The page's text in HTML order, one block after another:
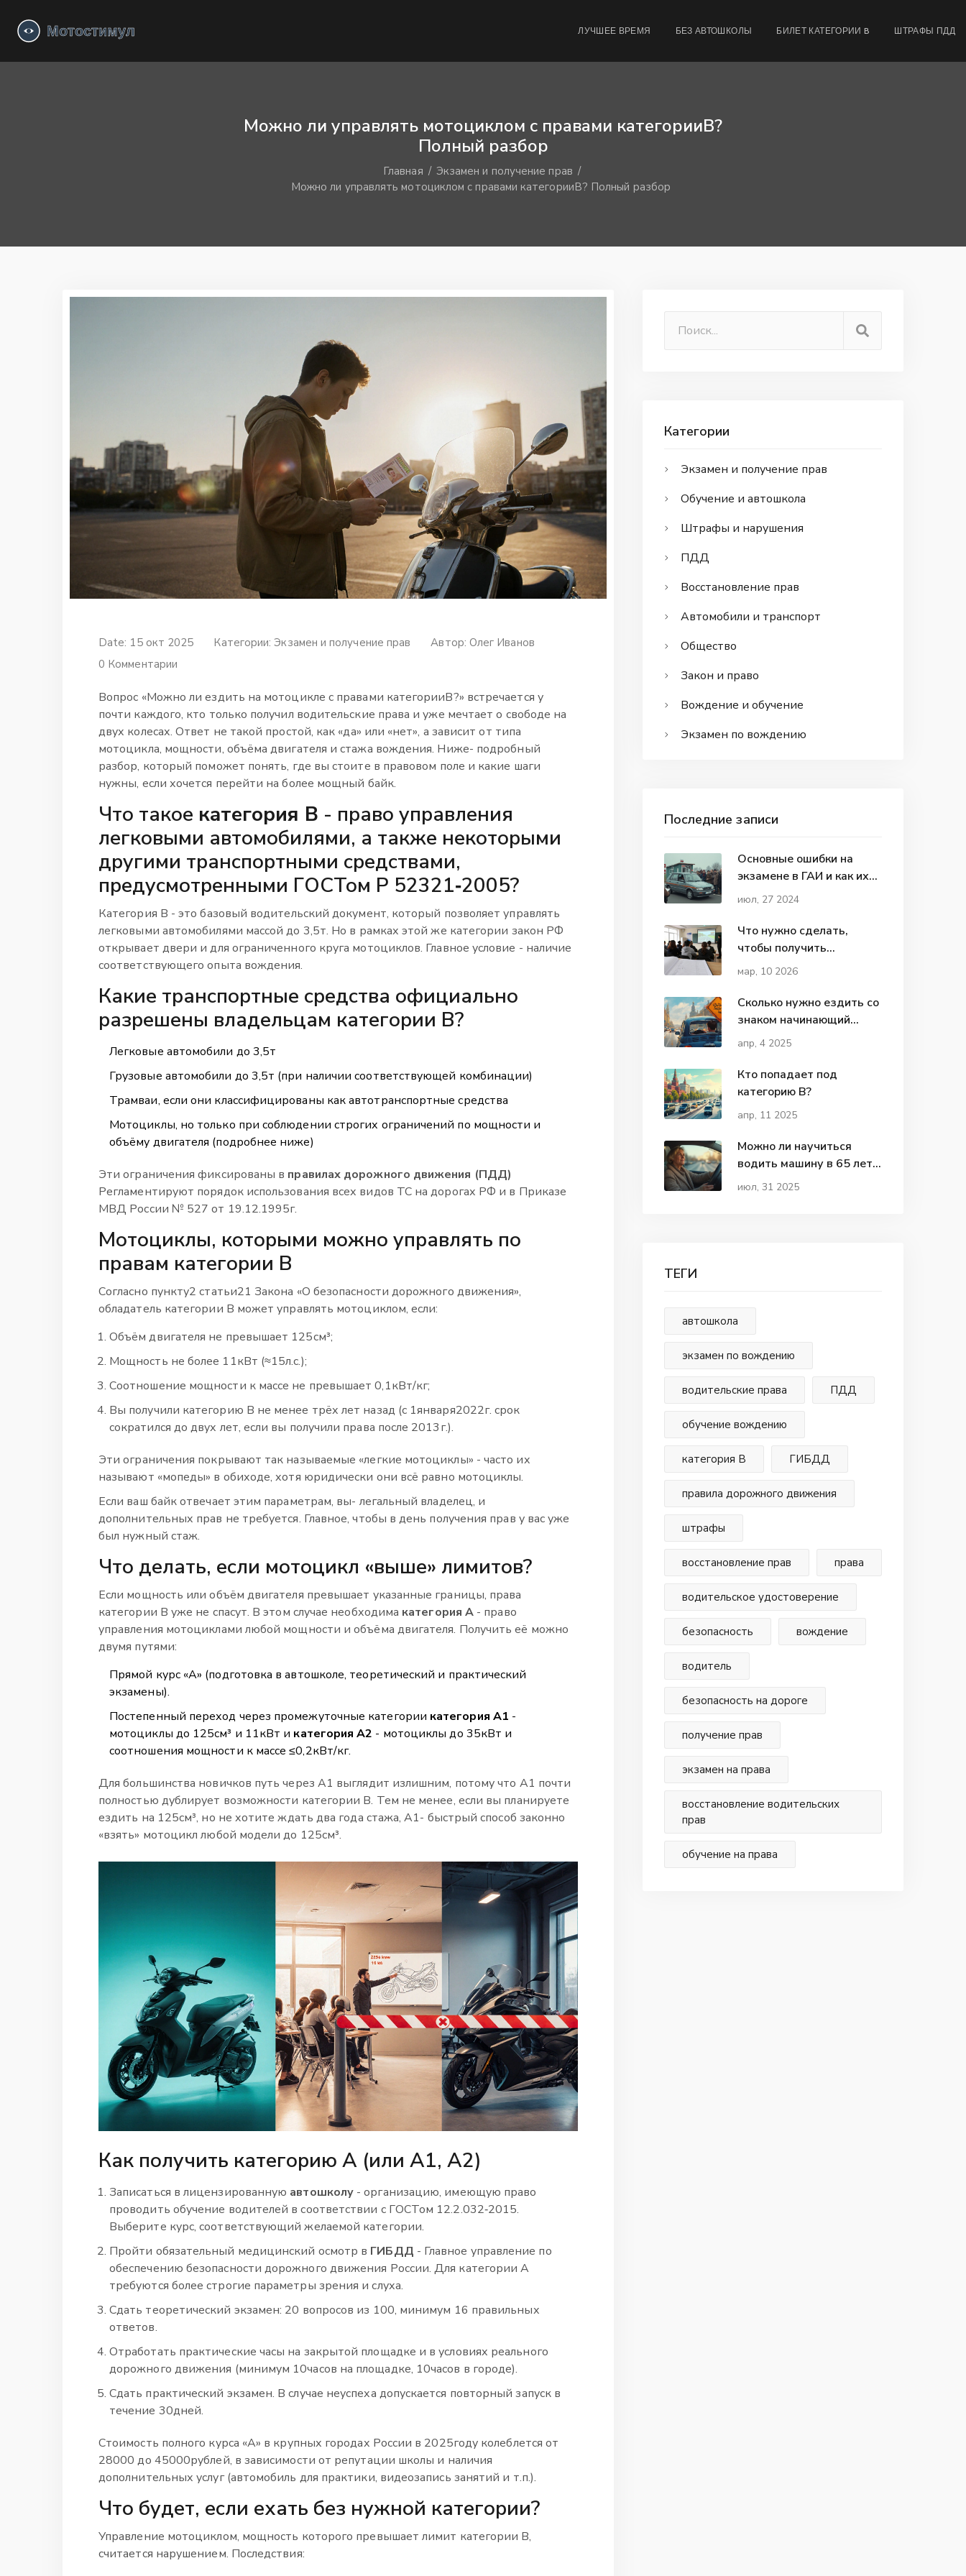
ЛУЧШЕЕ ВРЕМЯ БЕЗ АВТОШКОЛЫ БИЛЕТ КАТЕГОРИИ B ШТРАФЫ ПДД
Можно ли управлять мотоциклом с правами категорииВ?
Полный разбор
Главная
Экзамен и получение прав
Можно ли управлять мотоциклом с правами категорииВ? Полный разбор
Date: 15 окт 2025 Категории:Экзамен и получение прав Автор: Олег Иванов
0 Комментарии
Вопрос «Можно ли ездить на мотоцикле с правами категорииВ?» встречается у
почти каждого, кто только получил водительские права и уже мечтает о свободе на
двух колесах. Ответ не такой простой, как «да» или «нет», а зависит от типа
мотоцикла, мощности, объёма двигателя и стажа вождения. Ниже- подробный
разбор, который поможет понять, где вы стоите в правовом поле и какие шаги
нужны, если хочется перейти на более мощный байк.
Что такое категория B - право управления
легковыми автомобилями, а также некоторыми
другими транспортными средствами,
предусмотренными ГОСТом Р 52321‑2005?
Категория B - это базовый водительский документ, который позволяет управлять
легковыми автомобилями массой до 3,5т. Но в рамках этой же категории закон РФ
открывает двери и для ограниченного круга мотоциклов. Главное условие - наличие
соответствующего опыта вождения.
Какие транспортные средства официально
разрешены владельцам категории B?
Легковые автомобили до 3,5т
Грузовые автомобили до 3,5т (при наличии соответствующей комбинации)
Трамваи, если они классифицированы как автотранспортные средства
Мотоциклы, но только при соблюдении строгих ограничений по мощности и
объёму двигателя (подробнее ниже)
Эти ограничения фиксированы в правилах дорожного движения (ПДД)
Регламентируют порядок использования всех видов ТС на дорогах РФ и в Приказе
МВД России № 527 от 19.12.1995г.
Мотоциклы, которыми можно управлять по
правам категории B
Согласно пункту2 статьи21 Закона «О безопасности дорожного движения»,
обладатель категории B может управлять мотоциклом, если:
Объём двигателя не превышает 125см³;
Мощность не более 11кВт (≈15л.с.);
Соотношение мощности к массе не превышает 0,1кВт/кг;
Вы получили категорию B не менее трёх лет назад (с 1января2022г. срок
сократился до двух лет, если вы получили права после 2013г.).
Эти ограничения покрывают так называемые «легкие мотоциклы» - часто их
называют «мопеды» в обиходе, хотя юридически они всё равно мотоциклы.
Если ваш байк отвечает этим параметрам, вы- легальный владелец, и
дополнительных прав не требуется. Главное, чтобы в день получения прав у вас уже
был нужный стаж.
Что делать, если мотоцикл «выше» лимитов?
Если мощность или объём двигателя превышает указанные границы, права
категории B уже не спасут. В этом случае необходима категория A - право
управления мотоциклами любой мощности и объёма двигателя. Получить её можно
двумя путями:
Прямой курс «A» (подготовка в автошколе, теоретический и практический
экзамены).
Постепенный переход через промежуточные категории категория A1 -
мотоциклы до 125см³ и 11кВт и категория A2 - мотоциклы до 35кВт и
соотношения мощности к массе ≤0,2кВт/кг.
Для большинства новичков путь через A1 выглядит излишним, потому что A1 почти
полностью дублирует возможности категории B. Тем не менее, если вы планируете
ездить на 125см³, но не хотите ждать два года стажа, A1- быстрый способ законно
«взять» мотоцикл любой модели до 125см³.
Как получить категорию A (или A1, A2)
Записаться в лицензированную автошколу - организацию, имеющую право
проводить обучение водителей в соответствии с ГОСТом 12.2.032‑2015.
Выберите курс, соответствующий желаемой категории.
Пройти обязательный медицинский осмотр в ГИБДД - Главное управление по
обеспечению безопасности дорожного движения России. Для категории A
требуются более строгие параметры зрения и слуха.
Сдать теоретический экзамен: 20 вопросов из 100, минимум 16 правильных
ответов.
Отработать практические часы на закрытой площадке и в условиях реального
дорожного движения (минимум 10часов на площадке, 10часов в городе).
Сдать практический экзамен. В случае неуспеха допускается повторный запуск в
течение 30дней.
Стоимость полного курса «A» в крупных городах России в 2025году колеблется от
28000 до 45000рублей, в зависимости от репутации школы и наличия
дополнительных услуг (автомобиль для практики, видеозапись занятий и т.п.).
Что будет, если ехать без нужной категории?
Управление мотоциклом, мощность которого превышает лимит категории B,
считается нарушением. Последствия:
Категории
Экзамен и получение прав
Обучение и автошкола
Штрафы и нарушения
ПДД
Восстановление прав
Автомобили и транспорт
Общество
Закон и право
Вождение и обучение
Экзамен по вождению
Последние записи
Основные ошибки на
экзамене в ГАИ и как их
избежать
июл, 27 2024
Что нужно сделать,
чтобы получить
водительские права в
2026 году
мар, 10 2026
Сколько нужно ездить со
знаком начинающий
водитель 2024?
апр, 4 2025
Кто попадает под
категорию В?
апр, 11 2025
Можно ли научиться
водить машину в 65 лет:
советы и реальный опыт
июл, 31 2025
ТЕГИ
автошкола
экзамен по вождению
водительские права ПДД
обучение вождению
категория В ГИБДД
правила дорожного движения
штрафы
восстановление прав права
водительское удостоверение
безопасность вождение
водитель
безопасность на дороге
получение прав
экзамен на права
восстановление водительских
прав
обучение на права